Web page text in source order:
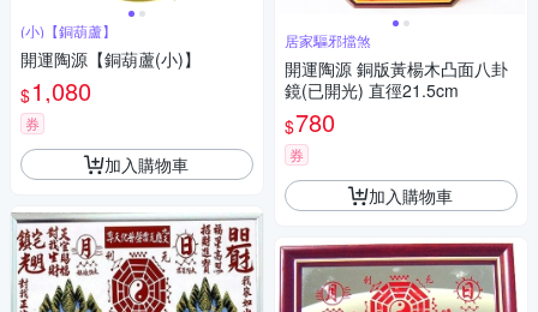
(小)【銅葫蘆】
開運陶源【銅葫蘆(小)】
$1,080
券
加入購物車
居家驅邪擋煞
開運陶源 銅版黃楊木凸面八卦
鏡(已開光) 直徑21.5cm
$780
券
加入購物車